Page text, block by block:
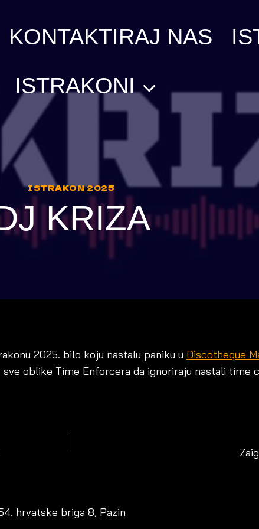
KONTAKTIRAJ NAS
ISTRAKONI
ISTRAKON 2025
KRIZA
2025. bilo koju nastalu paniku u Discotheque
sve oblike Time Enforcera da ignoriraju nastali time
hrvatske briga 8, Pazin